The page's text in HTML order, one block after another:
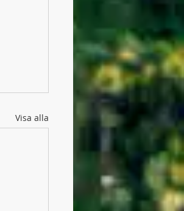
Visa alla